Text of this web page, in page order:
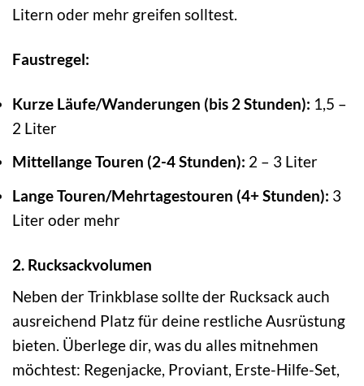
Litern oder mehr greifen solltest.
Faustregel:
Kurze Läufe/Wanderungen (bis 2 Stunden): 1,5 –
2 Liter
Mittellange Touren (2-4 Stunden): 2 – 3 Liter
Lange Touren/Mehrtagestouren (4+ Stunden): 3
Liter oder mehr
2. Rucksackvolumen
Neben der Trinkblase sollte der Rucksack auch
ausreichend Platz für deine restliche Ausrüstung
bieten. Überlege dir, was du alles mitnehmen
möchtest: Regenjacke, Proviant, Erste-Hilfe-Set,